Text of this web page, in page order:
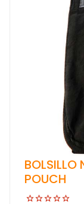
BOLSILLO
POUCH